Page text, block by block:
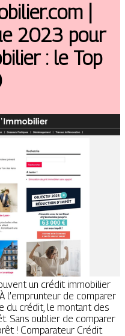
|
2023 pour
: le Top
un crédit immobilier
l’emprunteur de comparer
du crédit, le montant des
Sans oublier de comparer
! Comparateur Crédit